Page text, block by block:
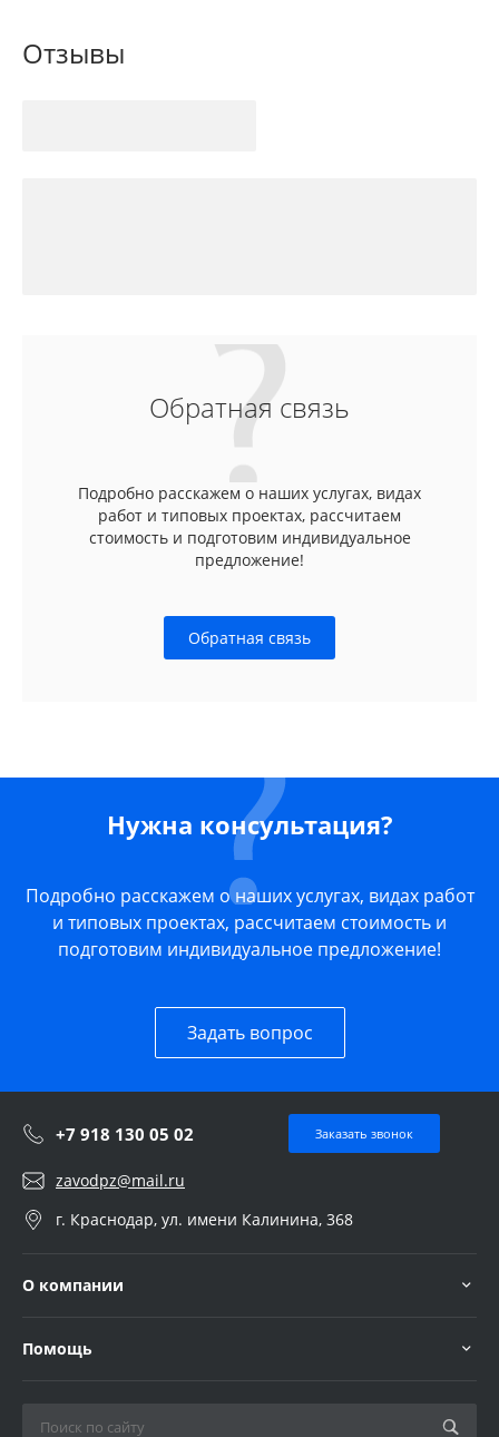
Отзывы
Обратная связь
Подробно расскажем о наших услугах, видах
работ и типовых проектах, рассчитаем
стоимость и подготовим индивидуальное
предложение!
Обратная связь
Нужна консультация?
Подробно расскажем о наших услугах, видах работ
и типовых проектах, рассчитаем стоимость и
подготовим индивидуальное предложение!
Задать вопрос
+7 918 130 05 02 Заказать звонок
zavodpz@mail.ru
г. Краснодар, ул. имени Калинина, 368
О компании
Помощь